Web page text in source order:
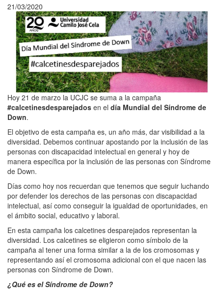
21/03/2020
Hoy 21 de marzo la UCJC se suma a la campaña
#calcetinesdesparejados en el día Mundial del Síndrome de
Down.
El objetivo de esta campaña es, un año más, dar visibilidad a la
diversidad. Debemos continuar apostando por la inclusión de las
personas con discapacidad intelectual en general y hoy de
manera específica por la inclusión de las personas con Síndrome
de Down.
Días como hoy nos recuerdan que tenemos que seguir luchando
por defender los derechos de las personas con discapacidad
intelectual, así como conseguir la igualdad de oportunidades, en
el ámbito social, educativo y laboral.
En esta campaña los calcetines desparejados representan la
diversidad. Los calcetines se eligieron como símbolo de la
campaña al tener una forma similar a la de los cromosomas y
representando así el cromosoma adicional con el que nacen las
personas con Síndrome de Down.
¿Qué es el Síndrome de Down?